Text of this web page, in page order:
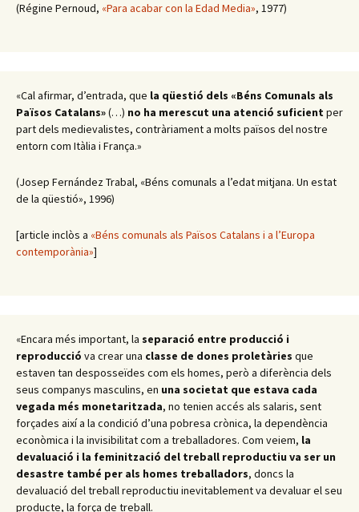
(Régine Pernoud, «Para acabar con la Edad Media», 1977)
«Cal afirmar, d’entrada, que la qüestió dels «Béns Comunals als
Països Catalans»(…) no ha merescut una atenció suficient per
part dels medievalistes, contràriament a molts països del nostre
entorn com Itàlia i França.»
(Josep Fernández Trabal, «Béns comunals a l’edat mitjana. Un estat
de la qüestió», 1996)
[article inclòs a «Béns comunals als Països Catalans i a l’Europa
contemporània»]
«Encara més important, la separació entre producció i
reproducció va crear una classe de dones proletàries que
estaven tan desposseïdes com els homes, però a diferència dels
seus companys masculins, en una societat que estava cada
vegada més monetaritzada, no tenien accés als salaris, sent
forçades així a la condició d’una pobresa crònica, la dependència
econòmica i la invisibilitat com a treballadores. Com veiem, la
devaluació i la feminització del treball reproductiu va ser un
desastre també per als homes treballadors, doncs la
devaluació del treball reproductiu inevitablement va devaluar el seu
producte, la força de treball.